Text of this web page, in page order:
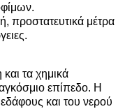
προστατευτικά μέτρα
τα χημικά
επίπεδο. Η
και του νερού